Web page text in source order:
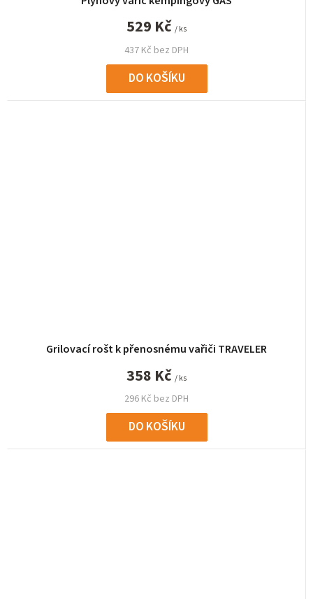
437 Kč bez DPH
529 Kč / ks
DO KOŠÍKU
Grilovací rošt k přenosnému vařiči TRAVELER
296 Kč bez DPH
358 Kč / ks
DO KOŠÍKU